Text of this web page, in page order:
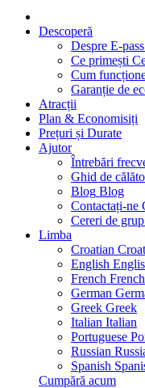
Descoperă
Despre E-pass
Ce primești
Cum
Garanție de
Atracții
Plan & Economisiți
Prețuri și Durate
Ajutor
Întrebări
Ghid de
Blog Blog
Contactați-ne
Cereri de grup
Limba
Croatian
English
French French
German
Greek Greek
Italian Italian
Portuguese
Russian
Spanish
Cumpără acum